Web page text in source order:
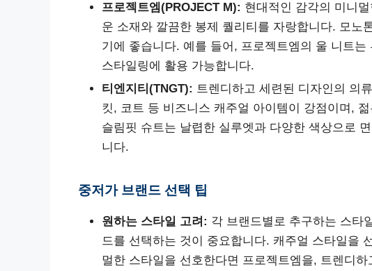
프로젝트엠(PROJECT M): 현대적인 감각의 미니
운 소재와 깔끔한 봉제 퀄리티를 자랑합니다. 모노
기에 좋습니다. 예를 들어, 프로젝트엠의 울 니트
스타일링에 활용 가능합니다.
티엔지티(TNGT): 트렌디하고 세련된 디자인의 의
킷, 코트 등 비즈니스 캐주얼 아이템이 강점이며,
슬림핏 슈트는 날렵한 실루엣과 다양한 색상으로
니다.
중저가 브랜드 선택 팁
원하는 스타일 고려: 각 브랜드별로 추구하는 스타
드를 선택하는 것이 중요합니다. 캐주얼 스타일을
멀한 스타일을 선호한다면 프로젝트엠을, 트렌디